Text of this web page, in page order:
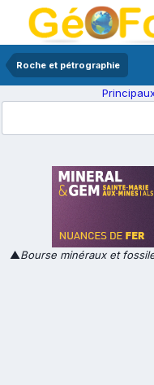
Roche et pétrographie
▲Bourse minéraux et